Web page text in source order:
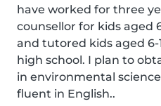
have worked for three
counsellor for kids aged
and tutored kids aged
high school. I plan to
in environmental
fluent in English..